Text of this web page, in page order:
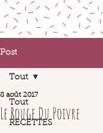
Post
Tout
RECETTES
Tout
Le Rouge Du Poivre
8 août 2017